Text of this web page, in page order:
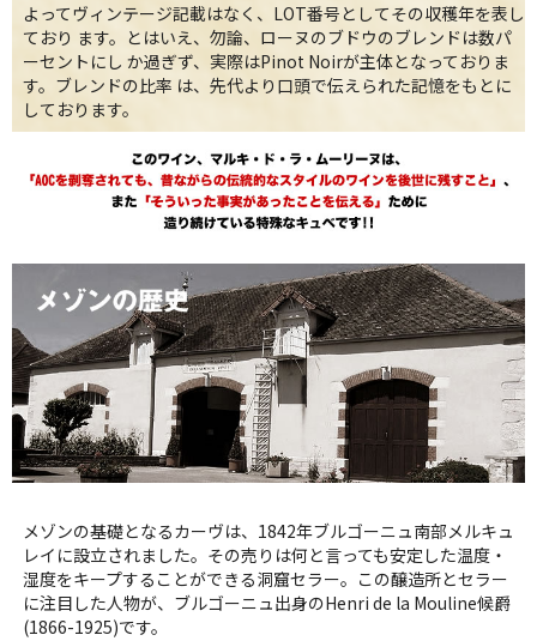
よってヴィンテージ記載はなく、LOT番号としてその収穫年を表し
ており ます。とはいえ、勿論、ローヌのブドウのブレンドは数パ
ーセントにし か過ぎず、実際はPinot Noirが主体となっておりま
す。ブレンドの比率 は、先代より口頭で伝えられた記憶をもとに
しております。
メゾンの基礎となるカーヴは、1842年ブルゴーニュ南部メルキュ
レイに設立されました。その売りは何と言っても安定した温度・
湿度をキープすることができる洞窟セラー。この醸造所とセラー
に注目した人物が、ブルゴーニュ出身のHenri de la Mouline候爵
(1866-1925)です。